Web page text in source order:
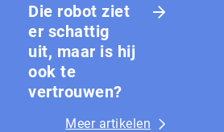
Die robot ziet
er schattig
uit, maar is hij
ook te
vertrouwen?
Meer artikelen